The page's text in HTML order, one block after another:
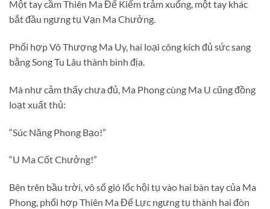
Một tay cầm Thiên Ma Đế Kiếm trảm xuống, một tay khác
bắt đầu ngưng tụ Vạn Ma Chưởng.
Phối hợp Vô Thượng Ma Uy, hai loại công kích đủ sức sang
bằng Song Tu Lâu thành bình địa.
Mà như cảm thấy chưa đủ, Ma Phong cùng Ma U cũng đồng
loạt xuất thủ:
“Súc Năng Phong Bạo!”
“U Ma Cốt Chưởng!”
Bên trên bầu trời, vô số gió lốc hội tụ vào hai bàn tay của Ma
Phong, phối hợp Thiên Ma Đế Lực ngưng tụ thành hai đòn